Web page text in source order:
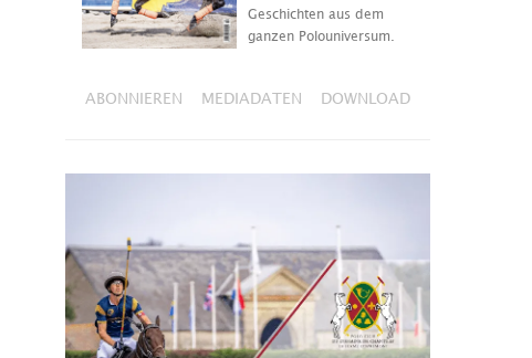
Geschichten aus dem
ganzen Polouniversum.
ABONNIEREN MEDIADATEN DOWNLOAD